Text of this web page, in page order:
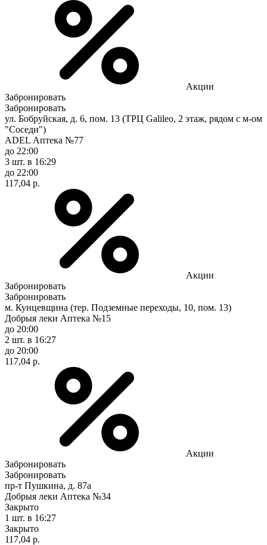
Акции
Забронировать
Забронировать
ул. Бобруйская, д. 6, пом. 13 (ТРЦ Galileo, 2 этаж, рядом с м-ом
"Соседи")
ADEL Аптека №77
до 22:00
3 шт. в 16:29
до 22:00
117,04 р.
Акции
Забронировать
Забронировать
м. Кунцевщина (тер. Подземные переходы, 10, пом. 13)
Добрыя леки Аптека №15
до 20:00
2 шт. в 16:27
до 20:00
117,04 р.
Акции
Забронировать
Забронировать
пр-т Пушкина, д. 87а
Добрыя леки Аптека №34
Закрыто
1 шт. в 16:27
Закрыто
117,04 р.